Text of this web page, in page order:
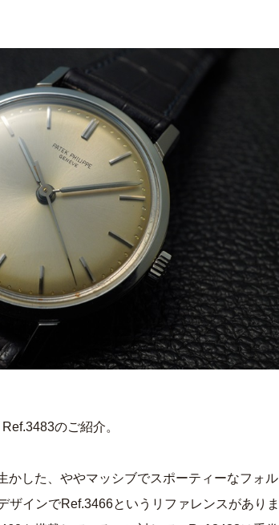
のご紹介。
かした、ややマッシブでスポーティーなフォル
ザインでRef.3466というリファレンスがありま